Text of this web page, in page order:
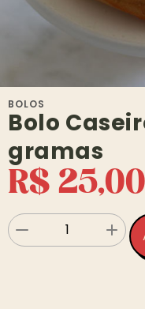
BOLOS
Bolo
gramas
R$ 25,00